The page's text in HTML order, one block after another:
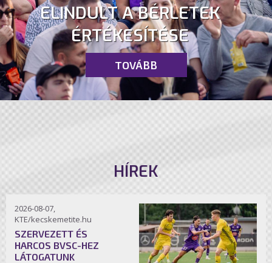
ELINDULT A BÉRLETEK
ÉRTÉKESÍTÉSE
TOVÁBB
HÍREK
2026-08-07,
KTE/kecskemetite.hu
SZERVEZETT ÉS
HARCOS BVSC-HEZ
LÁTOGATUNK